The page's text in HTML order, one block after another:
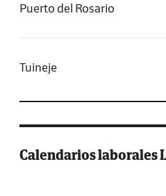
Puerto del Rosario
Tuineje
Calendarios laborales